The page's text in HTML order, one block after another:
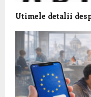
Utimele detalii